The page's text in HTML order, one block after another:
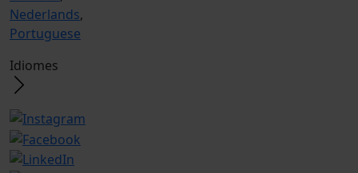
Nederlands,
Portuguese
Idiomes